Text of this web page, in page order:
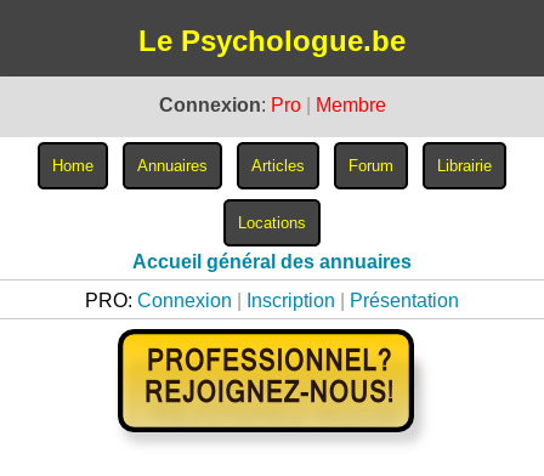
Le Psychologue.be
Connexion: Pro Membre
Accueil général des annuaires
PRO: Connexion Inscription Présentation